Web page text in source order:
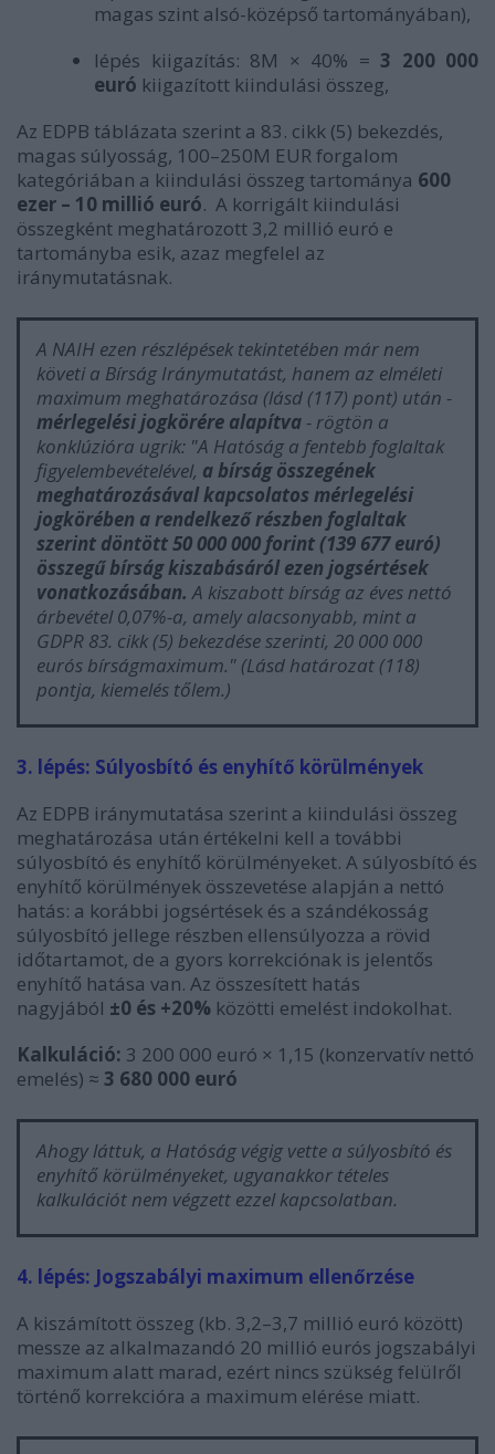
magas szint alsó-középső tartományában),
lépés kiigazítás: 8M × 40% = 3 200 000
euró kiigazított kiindulási összeg,
Az EDPB táblázata szerint a 83. cikk (5) bekezdés,
magas súlyosság, 100–250M EUR forgalom
kategóriában a kiindulási összeg tartománya 600
ezer – 10 millió euró. A korrigált kiindulási
összegként meghatározott 3,2 millió euró e
tartományba esik, azaz megfelel az
iránymutatásnak.
A NAIH ezen részlépések tekintetében már nem
követi a Bírság Iránymutatást, hanem az elméleti
maximum meghatározása (lásd (117) pont) után -
mérlegelési jogkörére alapítva - rögtön a
konklúzióra ugrik: "A Hatóság a fentebb foglaltak
figyelembevételével, a bírság összegének
meghatározásával kapcsolatos mérlegelési
jogkörében a rendelkező részben foglaltak
szerint döntött 50 000 000 forint (139 677 euró)
összegű bírság kiszabásáról ezen jogsértések
vonatkozásában. A kiszabott bírság az éves nettó
árbevétel 0,07%-a, amely alacsonyabb, mint a
GDPR 83. cikk (5) bekezdése szerinti, 20 000 000
eurós bírságmaximum." (Lásd határozat (118)
pontja, kiemelés tőlem.)
3. lépés: Súlyosbító és enyhítő körülmények
Az EDPB iránymutatása szerint a kiindulási összeg
meghatározása után értékelni kell a további
súlyosbító és enyhítő körülményeket. A súlyosbító és
enyhítő körülmények összevetése alapján a nettó
hatás: a korábbi jogsértések és a szándékosság
súlyosbító jellege részben ellensúlyozza a rövid
időtartamot, de a gyors korrekciónak is jelentős
enyhítő hatása van. Az összesített hatás
nagyjából ±0 és +20% közötti emelést indokolhat.
Kalkuláció: 3 200 000 euró × 1,15 (konzervatív nettó
emelés) ≈ 3 680 000 euró
Ahogy láttuk, a Hatóság végig vette a súlyosbító és
enyhítő körülményeket, ugyanakkor tételes
kalkulációt nem végzett ezzel kapcsolatban.
4. lépés: Jogszabályi maximum ellenőrzése
A kiszámított összeg (kb. 3,2–3,7 millió euró között)
messze az alkalmazandó 20 millió eurós jogszabályi
maximum alatt marad, ezért nincs szükség felülről
történő korrekcióra a maximum elérése miatt.